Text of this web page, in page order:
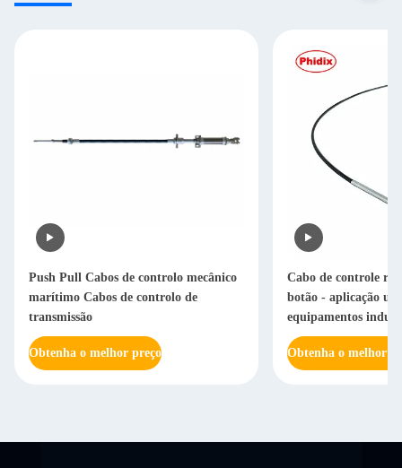
Push Pull Cabos de controlo mecânico
marítimo Cabos de controlo de
transmissão
Obtenha o melhor preço
Cabo de controle
botão - aplicação
equipamentos
Obtenha o melhor